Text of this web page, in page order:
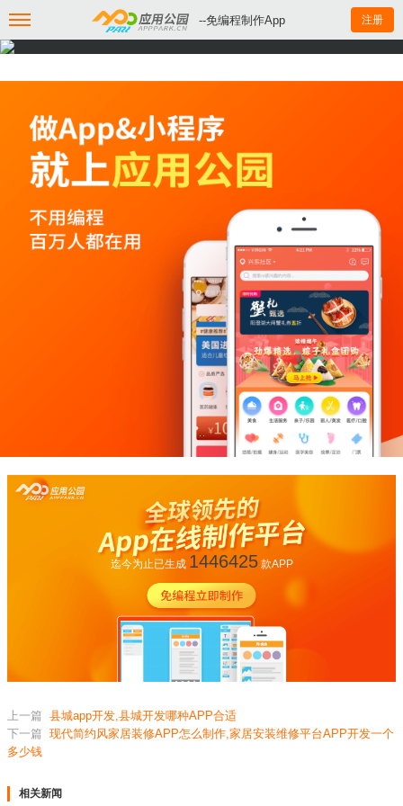
--免编程制作App 注册
迄今为止已生成 1446425款APP
上一篇 县城app开发,县城开发哪种APP合适
下一篇 现代简约风家居装修APP怎么制作,家居安装维修平台APP开发一个
多少钱
相关新闻